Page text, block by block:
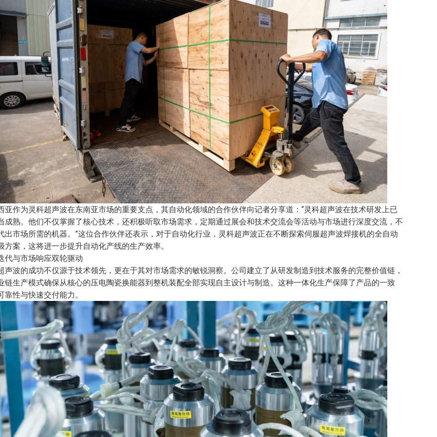
亚作为灵科超声波在东南亚市场的重要支点，其自动化领域的合作伙伴向记者分享道：“灵科超声波在技术研发上已
成熟。他们不仅掌握了核心技术，还积极听取市场需求，定期通过展会和技术交流会等活动与市场进行深度交流，不
出市场所需的机器。”这位合作伙伴还表示，对于自动化行业，灵科超声波正在不断探索伺服超声波焊接机的全自动
方案，这将进一步提升自动化产线的生产效率。
代与市场响应双轮驱动
声波的成功不仅源于技术领先，更在于其对市场需求的敏锐洞察。公司建立了从研发制造到技术服务的完整价值链，
链生产模式确保从核心的压电陶瓷换能器到整机装配全部实现自主设计与制造。这种一体化生产保障了产品的一致
靠性与快速交付能力。